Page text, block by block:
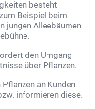
besteht
Beispiel beim
jungen Alleebäumen
den Umgang
über Pflanzen.
Pflanzen an Kunden
informieren diese.